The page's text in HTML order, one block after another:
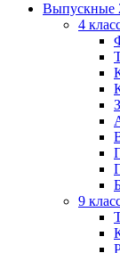
Выпускные
4
9